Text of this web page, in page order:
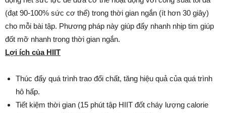
(đạt 90-100% sức cơ thể) trong thời gian ngắn (ít hơn 30 giây)
cho mỗi bài tập. Phương pháp này giúp đẩy nhanh nhịp tim giúp
đốt mỡ nhanh trong thời gian ngắn.
Lợi ích của HIIT
Thúc đẩy quá trình trao đổi chất, tăng hiệu quả của quá trình
hô hấp.
Tiết kiệm thời gian (15 phút tập HIIT đốt cháy lượng calorie